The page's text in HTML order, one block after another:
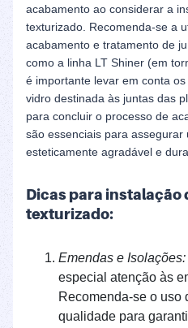
acabamento ao considerar a
texturizado. Recomenda-se a
acabamento e tratamento de
como a linha LT Shiner (em
é importante levar em conta
vidro destinada às juntas das
para concluir o processo de
são essenciais para assegurar
esteticamente agradável e
Dicas para instalação
texturizado:
Emendas e Isolações:
especial atenção às
Recomenda-se o uso
qualidade para